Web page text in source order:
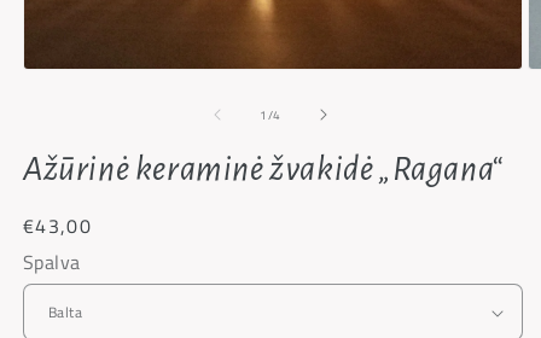
1 /4
Ažūrinė keraminė žvakidė „Ragana“
€43,00
Spalva